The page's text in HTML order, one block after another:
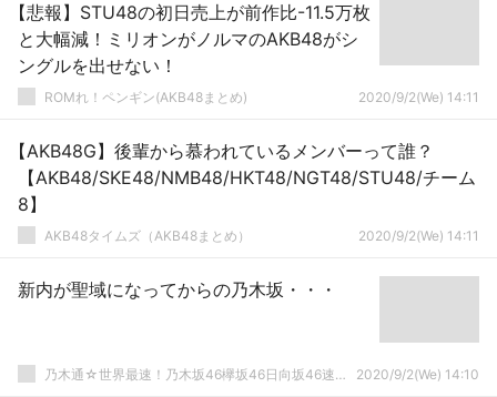
【悲報】STU48の初日売上が前作比-11.5万枚
と大幅減！ミリオンがノルマのAKB48がシ
ングルを出せない！
ROMれ！ペンギン(AKB48まとめ) 2020/9/2(We) 14:11
【AKB48G】後輩から慕われているメンバーって誰？
【AKB48/SKE48/NMB48/HKT48/NGT48/STU48/チーム
8】
AKB48タイムズ（AKB48まとめ） 2020/9/2(We) 14:11
新内が聖域になってからの乃木坂・・・
乃木通☆世界最速！乃木坂46欅坂46日向坂46速報まとめ 2020/9/2(We) 14:10